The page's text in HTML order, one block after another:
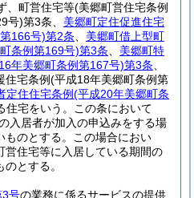
、町営住宅等(美郷町営住宅条例
号)第3条、 美郷町定住促進住宅
166号)第2条
美郷町借上型町
条例第169号)第3条
美郷町特
年美郷町条例第167号)第3条
住宅条例(平成18年美郷町条例第
定住住宅条例(平成20年美郷町条
住宅をいう。この条において
入居者が加入の申込みをする場
のとする。
この場合におい
営住宅等に入居している期間の
とする。
3号の業務に係るサービスの提供